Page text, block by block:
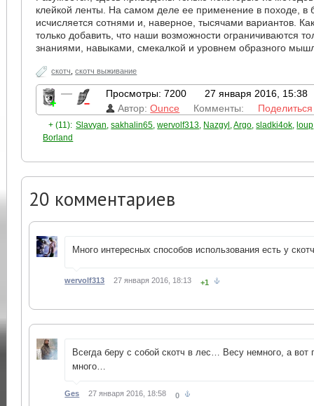
клейкой ленты. На самом деле ее применение в походе, в
исчисляется сотнями и, наверное, тысячами вариантов.
только добавить, что наши возможности ограничиваются
знаниями, навыками, смекалкой и уровнем образного
скотч ,скотч выживание
— Просмотры: 7200
27 января 2016, 15:38
Автор:Ounce Комменты: Поделиться
+ (11): Slavyan,sakhalin65,wervolf313, Nazgyl,Argo,sladki4ok,loup
Borland
20 комментариев
Много интересных способов использования есть у
wervolf313 27 января 2016, 18:13 +1
Всегда беру с собой скотч в лес… Весу немного, а вот
много…
Ges 27 января 2016, 18:58 0